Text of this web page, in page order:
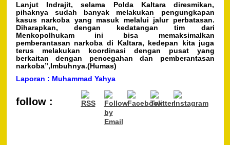
Lanjut Indrajit, selama Polda Kaltara diresmikan,
pihaknya sudah banyak melakukan pengungkapan
kasus narkoba yang masuk melalui jalur perbatasan.
Diharapkan, dengan kedatangan tim dari
Menkopolhukam ini bisa memaksimalkan
pemberantasan narkoba di Kaltara, kedepan kita juga
terus melakukan koordinasi dengan pusat yang
berkaitan dengan pencegahan dan pemberantasan
narkoba”,Imbuhnya.(Humas)
Laporan : Muhammad Yahya
follow :